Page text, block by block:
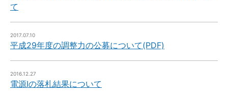
て
2017.07.10
平成29年度の調整力の公募について(PDF)
2016.12.27
電源Ⅰの落札結果について